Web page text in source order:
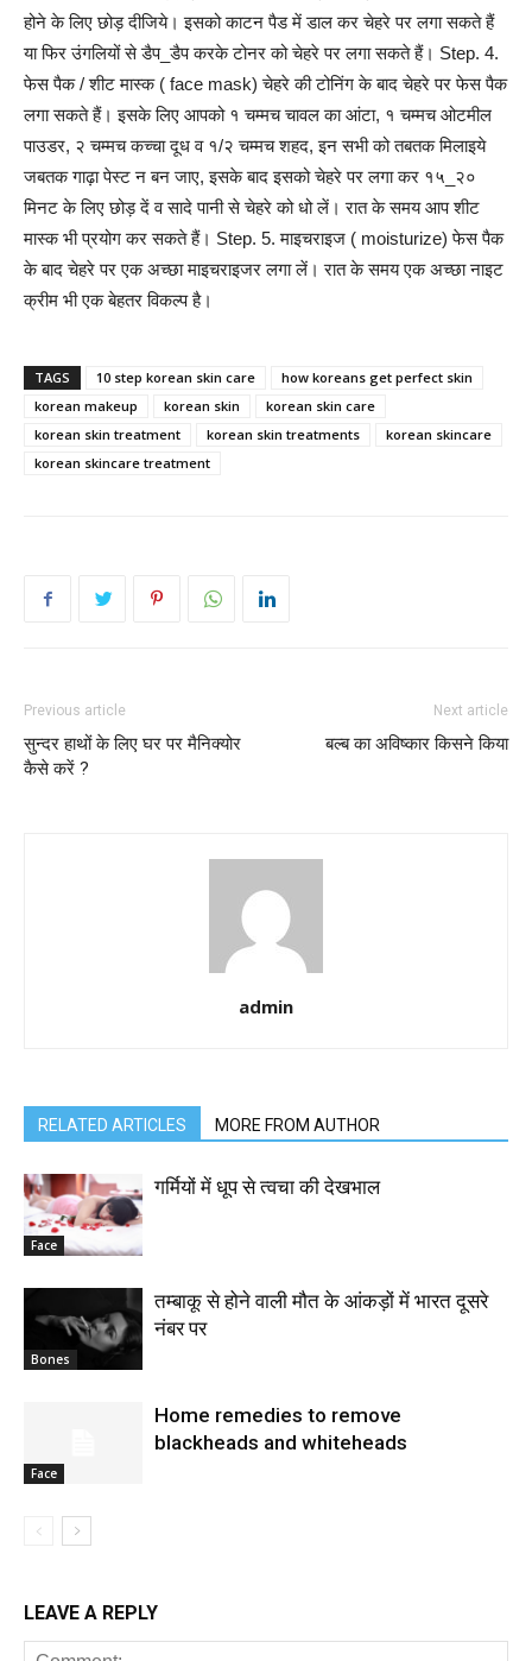
होने के लिए छोड़ दीजिये। इसको काटन पैड में डाल कर चेहरे पर लगा सकते हैं
या फिर उंगलियों से डैप_डैप करके टोनर को चेहरे पर लगा सकते हैं। Step. 4.
फेस पैक / शीट मास्क ( face mask) चेहरे की टोनिंग के बाद चेहरे पर फेस पैक
लगा सकते हैं। इसके लिए आपको १ चम्मच चावल का आंटा, १ चम्मच ओटमील
पाउडर, २ चम्मच कच्चा दूध व १/२ चम्मच शहद, इन सभी को तबतक मिलाइये
जबतक गाढ़ा पेस्ट न बन जाए, इसके बाद इसको चेहरे पर लगा कर १५_२०
मिनट के लिए छोड़ दें व सादे पानी से चेहरे को धो लें। रात के समय आप शीट
मास्क भी प्रयोग कर सकते हैं। Step. 5. माइचराइज ( moisturize) फेस पैक
के बाद चेहरे पर एक अच्छा माइचराइजर लगा लें। रात के समय एक अच्छा नाइट
क्रीम भी एक बेहतर विकल्प है।
TAGS 10 step korean skin care
how koreans get perfect skin
korean makeup
korean skin
korean skin care
korean skin treatment
korean skin treatments
korean skincare
korean skincare treatment
Previous article
सुन्दर हाथों के लिए घर पर मैनिक्योर
कैसे करें ?
Next article
बल्ब का अविष्कार किसने किया
admin
RELATED ARTICLES MORE FROM AUTHOR
Face
गर्मियों में धूप से त्वचा की देखभाल
Bones
तम्बाकू से होने वाली मौत के आंकड़ों में भारत दूसरे
नंबर पर
Face
Home remedies to remove
blackheads and whiteheads
LEAVE A REPLY